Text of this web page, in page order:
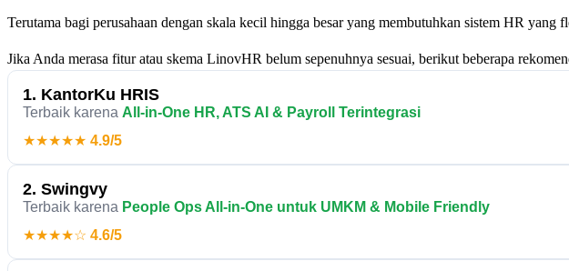
Terutama bagi perusahaan dengan skala kecil hingga besar yang membutuhkan sistem HR
Jika Anda merasa fitur atau skema LinovHR belum sepenuhnya sesuai, berikut beberapa
1. KantorKu HRIS
Terbaik karena All-in-One HR, ATS AI & Payroll Terintegrasi
★★★★★ 4.9/5
2. Swingvy
Terbaik karena People Ops All-in-One untuk UMKM & Mobile Friendly
★★★★☆ 4.6/5